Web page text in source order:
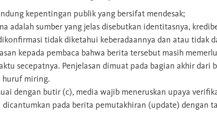
kepentingan publik yang bersifat mendesak;
adalah sumber yang jelas disebutkan identitasnya,
tidak diketahui keberadaannya dan atau tidak
kepada pembaca bahwa berita tersebut masih
secepatnya. Penjelasan dimuat pada bagian akhir dari
huruf miring.
dengan butir (c), media wajib meneruskan upaya
pada berita pemutakhiran (update) dengan